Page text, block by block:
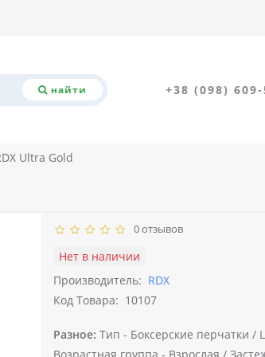
найти +38 (098)
Ultra Gold
0 отзывов
Нет в наличии
Производитель: RDX
Код Товара: 10107
Разное: Тип - Боксерские перчатки /